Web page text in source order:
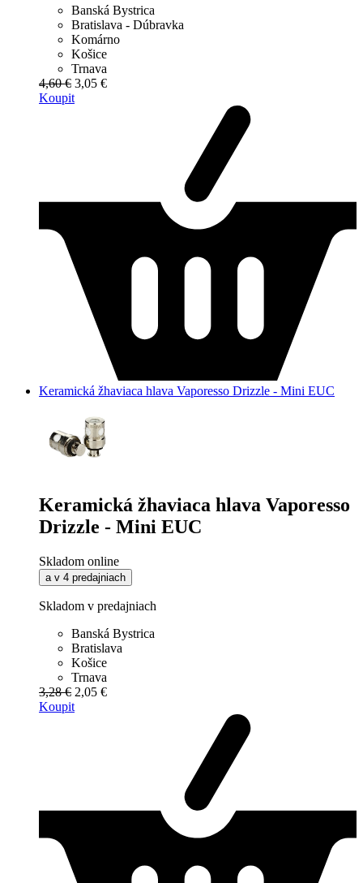
Banská Bystrica
Bratislava - Dúbravka
Komárno
Košice
Trnava
4,60 € 3,05 €
Koupit
Keramická žhaviaca hlava Vaporesso Drizzle - Mini EUC
Keramická žhaviaca hlava Vaporesso
Drizzle - Mini EUC
Skladom online
a v 4 predajniach
Skladom v predajniach
Banská Bystrica
Bratislava
Košice
Trnava
3,28 € 2,05 €
Koupit